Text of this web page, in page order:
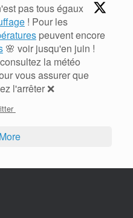
pas tous égaux
! Pour les
peuvent encore
🌸 voir jusqu'en juin !
la météo
vous assurer que
l'arrêter ❌